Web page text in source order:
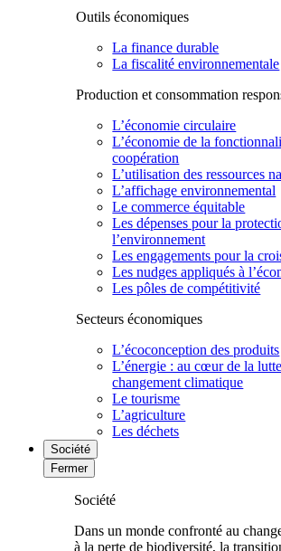
Outils économiques
La finance durable
La fiscalité environnementale
Production et consommation
L’économie circulaire
L’économie de la
coopération
L’utilisation des ressources
L’affichage environnemental
Le commerce équitable
Les dépenses pour la
l’environnement
Les engagements pour la
Les nudges appliqués à
Les pôles de compétitivité
Secteurs économiques
L’écoconception des produits
L’énergie : au cœur de la
changement climatique
Le tourisme
L’agriculture
Les déchets
Société
Fermer
Société
Dans un monde confronté au
à la perte de biodiversité, la